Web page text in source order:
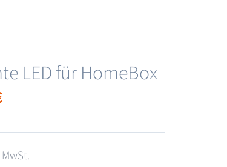
LED für HomeBox